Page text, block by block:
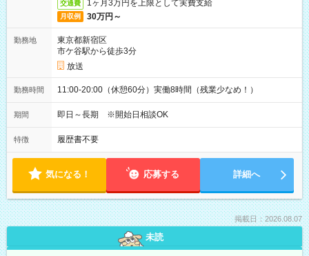
交通費 1ヶ月3万円を上限として実費支給
月収例 30万円～
勤務地
東京都新宿区
市ケ谷駅から徒歩3分
放送
勤務時間 11:00-20:00（休憩60分）実働8時間（残業少なめ！）
期間 即日～長期 ※開始日相談OK
特徴 履歴書不要
気になる！ 応募する 詳細へ
掲載日：2026.08.07
未読